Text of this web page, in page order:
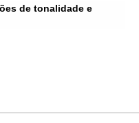
de tonalidade e